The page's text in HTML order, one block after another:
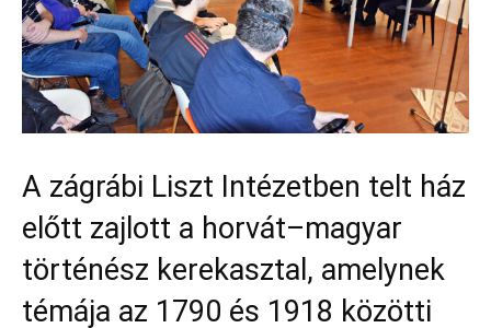
A zágrábi Liszt Intézetben telt ház
előtt zajlott a horvát–magyar
történész kerekasztal, amelynek
témája az 1790 és 1918 közötti